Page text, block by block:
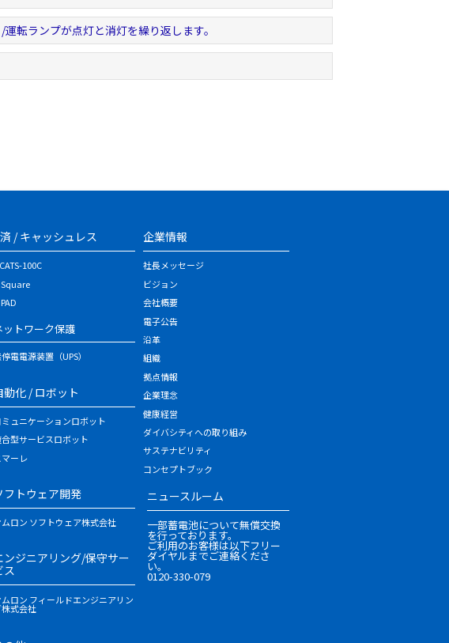
転ランプが点灯と消灯を繰り返します。
/ キャッシュレス
100C
Square
ットワーク保護
電電源装置（UPS）
動化 / ロボット
ミュニケーションロボット
型サービスロボット
マーレ
フトウェア開発
ムロン ソフトウェア株式会社
ンジニアリング/保守サー
ス
ムロン フィールドエンジニアリン
式会社
企業情報
社長メッセージ
ビジョン
会社概要
電子公告
沿革
組織
拠点情報
企業理念
健康経営
ダイバシティへの取り組み
サステナビリティ
コンセプトブック
ニュースルーム
一部蓄電池について無償交換
を行っております。
ご利用のお客様は以下フリー
ダイヤルまでご連絡くださ
い。
0120-330-079